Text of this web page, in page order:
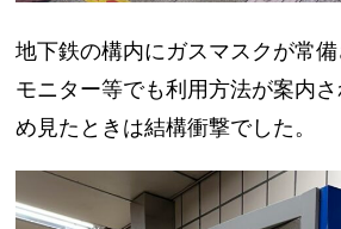
地下鉄の構内にガスマスクが常
モニター等でも利用方法が案内
め見たときは結構衝撃でした。